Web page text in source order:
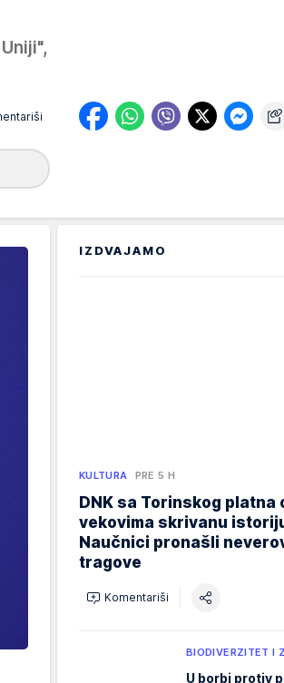
IZDVAJAMO
KULTURA PRE 5 H
DNK sa Torinskog platna
vekovima skrivanu
Naučnici pronašli
tragove
Komentariši
BIODIVERZITET I
U borbi protiv